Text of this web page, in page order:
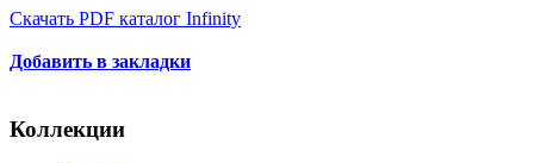
Скачать PDF каталог Infinity
Добавить в закладки
Коллекции